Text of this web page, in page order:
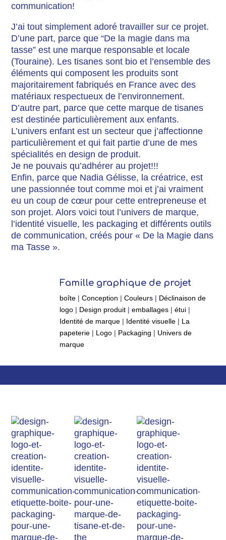
communication!
J’ai tout simplement adoré travailler sur ce projet.
D’une part, parce que “De la magie dans ma
tasse” est une marque responsable et locale
(Touraine). Les tisanes sont bio et l’ensemble des
éléments qui composent les produits sont
majoritairement fabriqués en France avec des
matériaux respectueux de l’environnement.
D’autre part, parce que cette marque de tisanes
est destinée particulièrement aux enfants.
L’univers enfant est un secteur que j’affectionne
particulièrement et qui fait partie d’une de mes
spécialités en design de produit.
Je ne pouvais qu’adhérer au projet!!!
Enfin, parce que Nadia Gélisse, la créatrice, est
une passionnée tout comme moi et j’ai vraiment
eu un coup de cœur pour cette entrepreneuse et
son projet. Alors voici tout l’univers de marque,
l’identité visuelle, les packaging et différents outils
de communication, créés pour « De la Magie dans
ma Tasse ».
Famille graphique de projet
boîte| Conception | Couleurs| Déclinaison de
logo| Design produit| emballages| étui|
Identité de marque| Identité visuelle| La
papeterie| Logo| Packaging | Univers de
marque